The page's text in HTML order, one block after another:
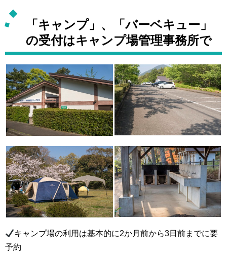
「キャンプ」、「バーベキュー」
の受付はキャンプ場管理事務所で
キャンプ場の利用は基本的に2か月前から3日前までに要
予約